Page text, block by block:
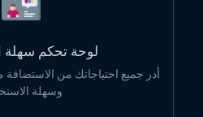
لوحة تحكم سهلة
أدر جميع احتياجاتك من
وسهلة